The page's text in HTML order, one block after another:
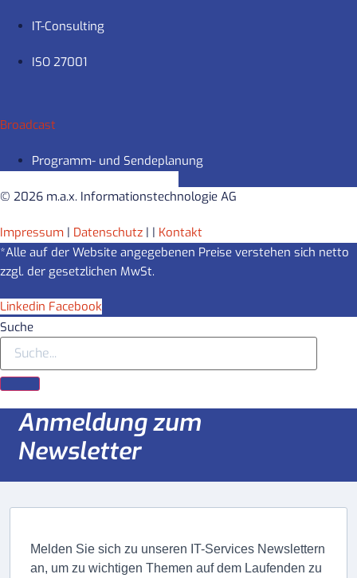
IT-Consulting
ISO 27001
Broadcast
Programm- und Sendeplanung
© 2026 m.a.x. Informationstechnologie AG
Impressum | Datenschutz | | Kontakt
*Alle auf der Website angegebenen Preise verstehen sich netto
zzgl. der gesetzlichen MwSt.
Linkedin Facebook
Suche
Anmeldung zum
Newsletter
Melden Sie sich zu unseren IT-Services Newslettern
an, um zu wichtigen Themen auf dem Laufenden zu